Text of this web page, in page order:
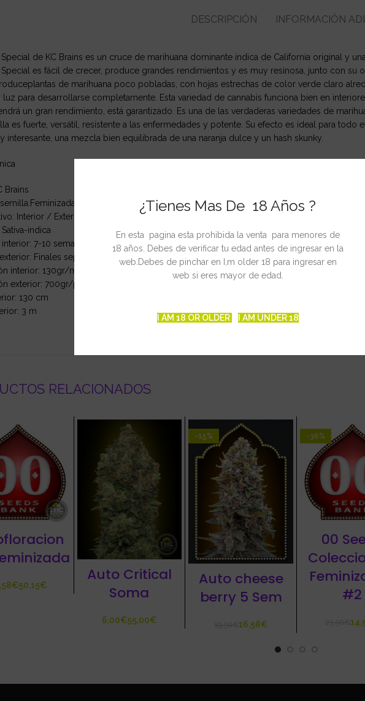
¿Tienes Mas De 18 Años ?
En esta pagina esta prohibida la venta para menores de
18 años. Debes de verificar tu edad antes de ingresar en la
web.Debes de pinchar en I,m older 18 para ingresar en
web si eres mayor de edad.
I AM 18 OR OLDER I AM UNDER 18
DESCRIPCIÓN INFORMACIÓN
Special de KC Brains es un cruce de marihuana dominante índica de California original y
Special es fácil de crecer, produce grandes rendimientos y es muy resinosa, junto con su
de marihuana poco pobladas, con hojas estrechas de color verde claro
para desarrollarse completamente. Esta variedad de cannabis funciona bien en
un gran rendimiento, está garantizado. Es una de las verdaderas variedades de
es fuerte, versátil, resistente a las enfermedades y potente. Su efecto es ideal para
interesante, una mezcla bien equilibrada de una naranja dulce y un hash skunky.
Brains
regular
Interior / Exterior
indica
7-10 semanas.
Finales septiembre-mediados octubre
interior: 130gr/m2
exterior: 700gr/planta.
130 cm
3 m
RELACIONADOS
€ €
Auto Critical
Soma
€ €
-15%
Auto cheese
berry 5 Sem
€16,58€
-36%
00
#2